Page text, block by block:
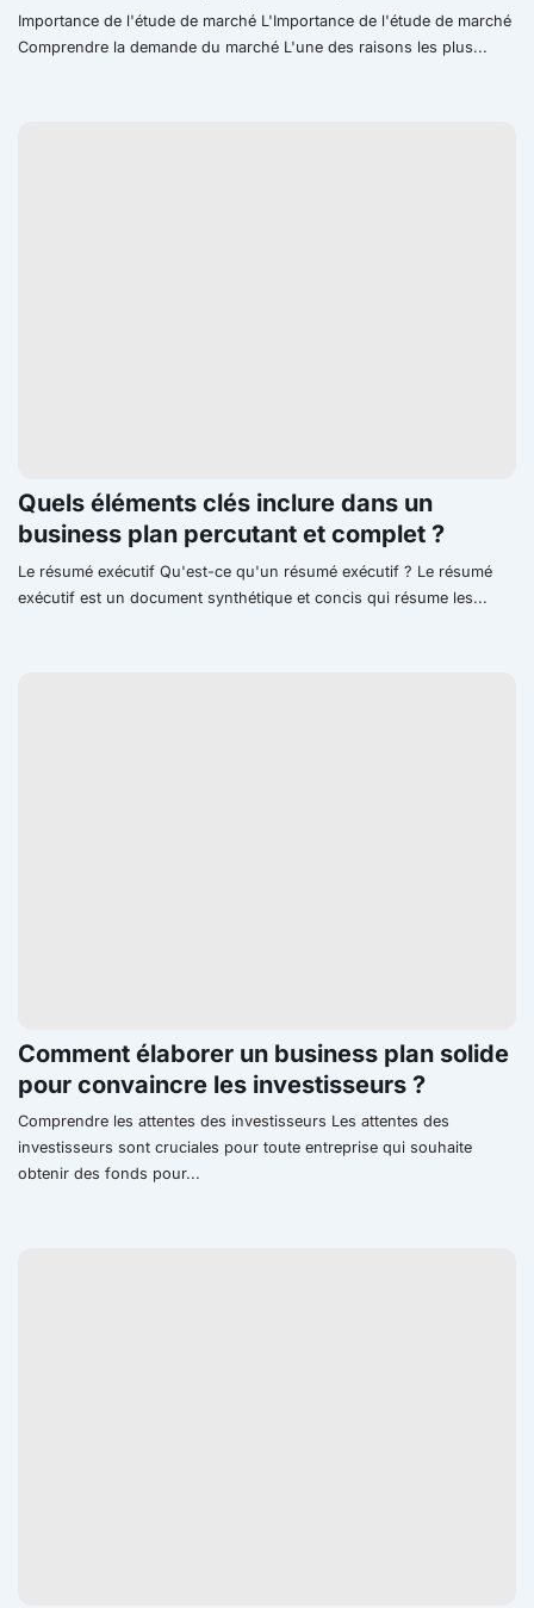
Importance de l'étude de marché L'Importance de l'étude de marché
Comprendre la demande du marché L'une des raisons les plus...
Quels éléments clés inclure dans un
business plan percutant et complet ?
Le résumé exécutif Qu'est-ce qu'un résumé exécutif ? Le résumé
exécutif est un document synthétique et concis qui résume les...
Comment élaborer un business plan solide
pour convaincre les investisseurs ?
Comprendre les attentes des investisseurs Les attentes des
investisseurs sont cruciales pour toute entreprise qui souhaite
obtenir des fonds pour...